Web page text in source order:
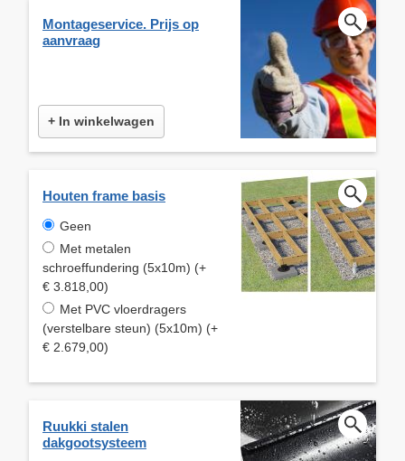
Montageservice. Prijs op
aanvraag
+ In winkelwagen
Houten frame basis
Geen
Met metalen
schroeffundering (5x10m) (+
€ 3.818,00)
Met PVC vloerdragers
(verstelbare steun) (5x10m) (+
€ 2.679,00)
Ruukki stalen
dakgootsysteem